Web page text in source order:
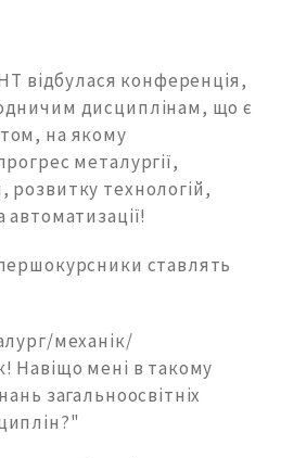
відбулася конференція,
дисциплінам, що є
на якому
металургії,
технологій,
ставлять
механік/
Навіщо мені в такому
загальноосвітніх